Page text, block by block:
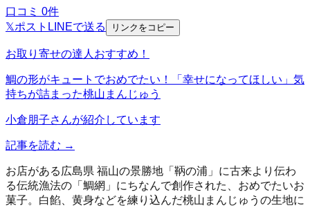
口コミ 0件
𝕏ポスト LINEで送る リンクをコピー
お取り寄せの達人おすすめ！
鯛の形がキュートでおめでたい！「幸せになってほしい」気
持ちが詰まった桃山まんじゅう
小倉朋子さんが紹介しています
記事を読む →
お店がある広島県 福山の景勝地「鞆の浦」に古来より伝わ
る伝統漁法の「鯛網」にちなんで創作された、おめでたいお
菓子。白餡、黄身などを練り込んだ桃山まんじゅうの生地に